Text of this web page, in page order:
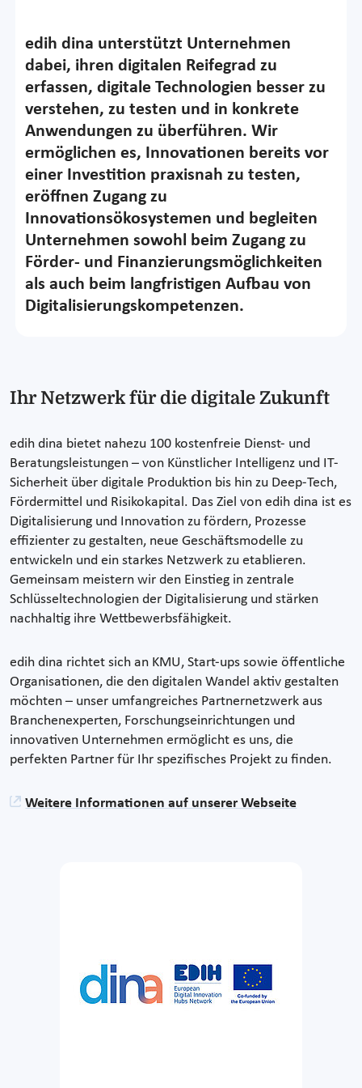
edih dina unterstützt Unternehmen
dabei, ihren digitalen Reifegrad zu
erfassen, digitale Technologien besser zu
verstehen, zu testen und in konkrete
Anwendungen zu überführen. Wir
ermöglichen es, Innovationen bereits vor
einer Investition praxisnah zu testen,
eröffnen Zugang zu
Innovationsökosystemen und begleiten
Unternehmen sowohl beim Zugang zu
Förder- und Finanzierungsmöglichkeiten
als auch beim langfristigen Aufbau von
Digitalisierungskompetenzen.
Ihr Netzwerk für die digitale Zukunft
edih dina bietet nahezu 100 kostenfreie Dienst- und
Beratungsleistungen – von Künstlicher Intelligenz und IT-
Sicherheit über digitale Produktion bis hin zu Deep-Tech,
Fördermittel und Risikokapital. Das Ziel von edih dina ist es
Digitalisierung und Innovation zu fördern, Prozesse
effizienter zu gestalten, neue Geschäftsmodelle zu
entwickeln und ein starkes Netzwerk zu etablieren.
Gemeinsam meistern wir den Einstieg in zentrale
Schlüsseltechnologien der Digitalisierung und stärken
nachhaltig ihre Wettbewerbsfähigkeit.
edih dina richtet sich an KMU, Start-ups sowie öffentliche
Organisationen, die den digitalen Wandel aktiv gestalten
möchten – unser umfangreiches Partnernetzwerk aus
Branchenexperten, Forschungseinrichtungen und
innovativen Unternehmen ermöglicht es uns, die
perfekten Partner für Ihr spezifisches Projekt zu finden.
Weitere Informationen auf unserer Webseite